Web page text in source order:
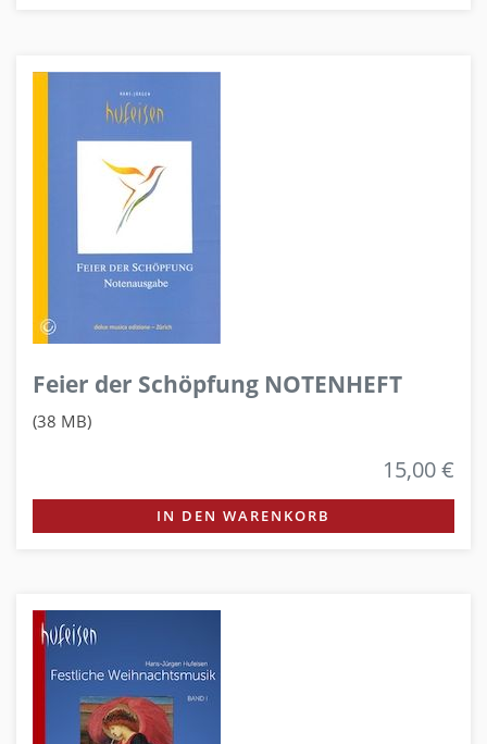
Feier der Schöpfung NOTENHEFT
(38 MB)
15,00 €
IN DEN WARENKORB